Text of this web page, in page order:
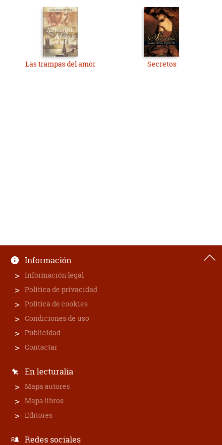
Las trampas del amor Secretos
Información
Información legal
Política de privacidad
Política de cookies
Condiciones de uso
Publicidad
Contactar
En lecturalia
Mapa autores
Mapa libros
Editores
Redes sociales